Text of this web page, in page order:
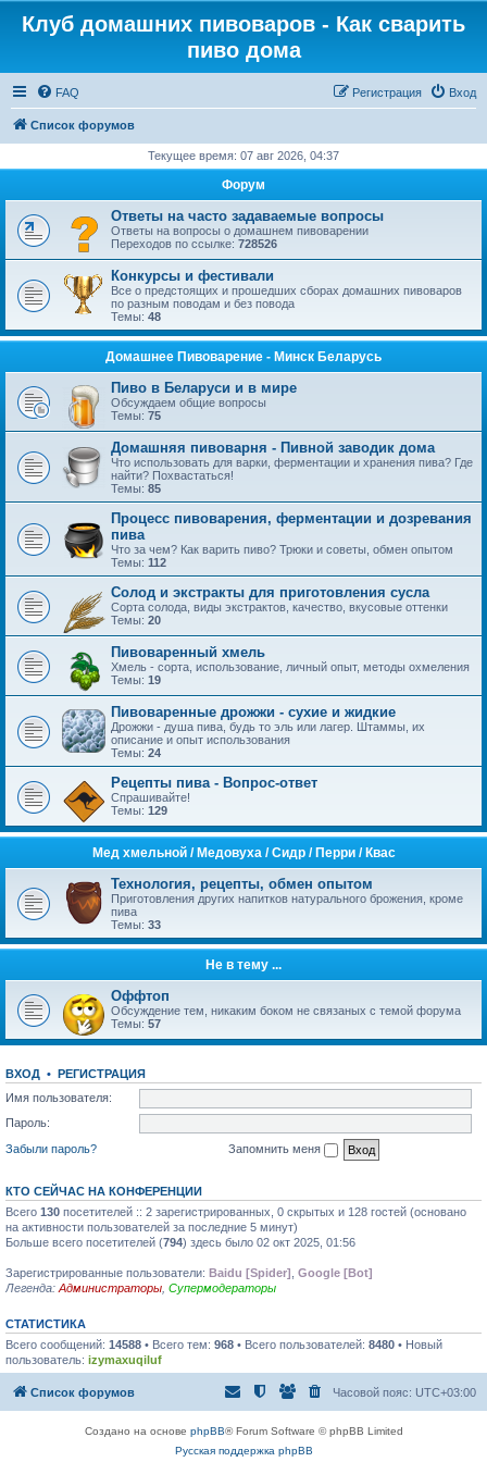
Клуб домашних пивоваров - Как cварить
пиво дома
FAQ Вход
Регистрация
Список форумов
Текущее время: 07 авг 2026, 04:37
Форум
Ответы на часто задаваемые вопросы
Ответы на вопросы о домашнем пивоварении
Переходов по ссылке: 728526
Конкурсы и фестивали
Все о предстоящих и прошедших сборах домашних пивоваров
по разным поводам и без повода
Темы: 48
Домашнее Пивоварение - Минск Беларусь
Пиво в Беларуси и в мире
Обсуждаем общие вопросы
Темы: 75
Домашняя пивоварня - Пивной заводик дома
Что использовать для варки, ферментации и хранения пива? Где
найти? Похвастаться!
Темы: 85
Процесс пивоварения, ферментации и дозревания
пива
Что за чем? Как варить пиво? Трюки и советы, обмен опытом
Темы: 112
Солод и экстракты для приготовления сусла
Сорта солода, виды экстрактов, качество, вкусовые оттенки
Темы: 20
Пивоваренный хмель
Хмель - сорта, использование, личный опыт, методы охмеления
Темы: 19
Пивоваренные дрожжи - сухие и жидкие
Дрожжи - душа пива, будь то эль или лагер. Штаммы, их
описание и опыт использования
Темы: 24
Рецепты пива - Вопрос-ответ
Спрашивайте!
Темы: 129
Mед хмельной / Медовуха / Сидр / Перри / Квас
Технология, рецепты, обмен опытом
Приготовления других напитков натурального брожения, кроме
пива
Темы: 33
Не в тему ...
Оффтоп
Обсуждение тем, никаким боком не связаных с темой форума
Темы: 57
ВХОД • РЕГИСТРАЦИЯ
Имя пользователя:
Пароль:
Забыли пароль?
Запомнить меня
КТО СЕЙЧАС НА КОНФЕРЕНЦИИ
Всего 130 посетителей :: 2 зарегистрированных, 0 скрытых и 128 гостей (основано
на активности пользователей за последние 5 минут)
Больше всего посетителей (794) здесь было 02 окт 2025, 01:56
Зарегистрированные пользователи: Baidu [Spider] Google [Bot]
Легенда: Администраторы Супермодераторы
СТАТИСТИКА
Всего сообщений: 14588 • Всего тем: 968 • Всего пользователей: 8480 • Новый
пользователь: izymaxuqiluf
Список форумов Часовой пояс: UTC+03:00
Создано на основе phpBB® Forum Software © phpBB Limited
Русская поддержка phpBB